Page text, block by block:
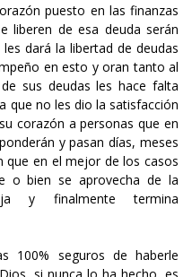
puesto en las finanzas
liberen de esa deuda serán
dará la libertad de deudas
en esto y oran tanto al
sus deudas les hace falta
que no les dio la satisfacción
corazón a personas que en
y pasan días, meses
que en el mejor de los casos
o bien se aprovecha de la
y finalmente termina
100% seguros de haberle